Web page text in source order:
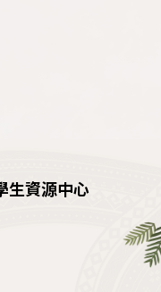
生資源中心